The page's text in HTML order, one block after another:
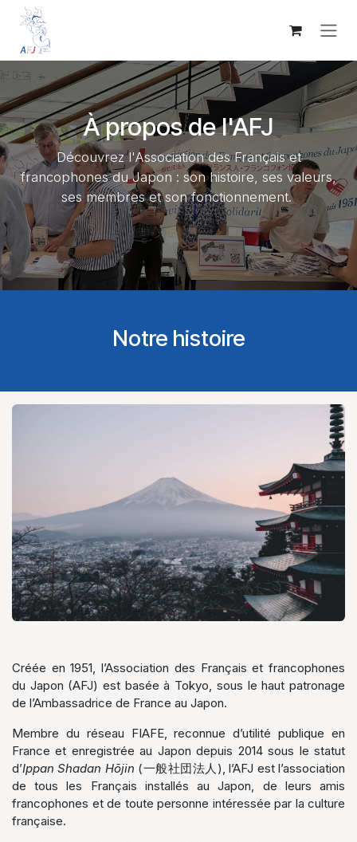
Se rendre au contenu
À propos de l'AFJ
Découvrez l'Association des Français et
francophones du Japon : son histoire, ses valeurs,
ses membres et son fonctionnement.
​Notre histoire
Créée en 1951, l’Association des Français et francophones
du Japon (AFJ) est basée à Tokyo, sous le haut patronage
de l’Ambassadrice de France au Japon.
Membre du réseau FIAFE, reconnue d’utilité publique en
France et enregistrée au Japon depuis 2014 sous le statut
d’Ippan Shadan Hōjin (一般社団法人), l’AFJ est l’association
de tous les Français installés au Japon, de leurs amis
francophones et de toute personne intéressée par la culture
française.